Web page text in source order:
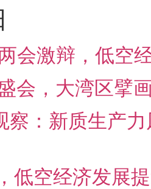
会激辩，低空
会，大湾区擘
：新质生产
低空经济发展